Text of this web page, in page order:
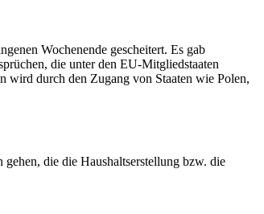
Wochenende gescheitert. Es gab
die unter den EU-Mitgliedstaaten
wird durch den Zugang von Staaten wie Polen,
die die Haushaltserstellung bzw. die